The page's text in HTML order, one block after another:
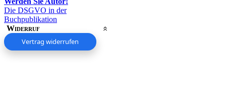
Die DSGVO in der
Buchpublikation
Widerruf
Vertrag widerrufen